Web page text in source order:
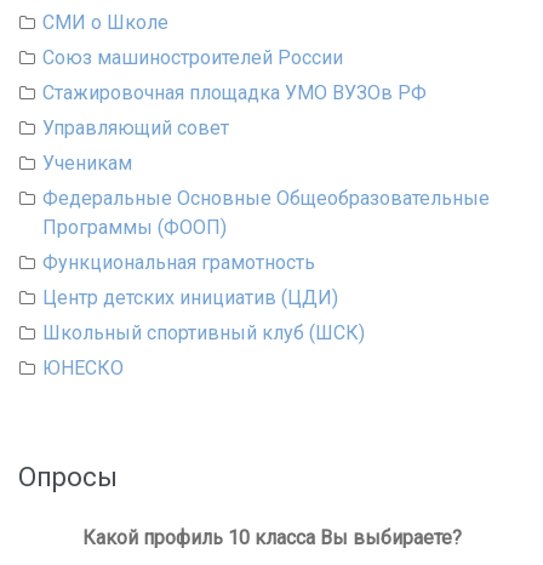
СМИ о Школе
Союз машиностроителей России
Стажировочная площадка УМО ВУЗОв РФ
Управляющий совет
Ученикам
Федеральные Основные Общеобразовательные
Программы (ФООП)
Функциональная грамотность
Центр детских инициатив (ЦДИ)
Школьный спортивный клуб (ШСК)
ЮНЕСКО
Опросы
Какой профиль 10 класса Вы выбираете?